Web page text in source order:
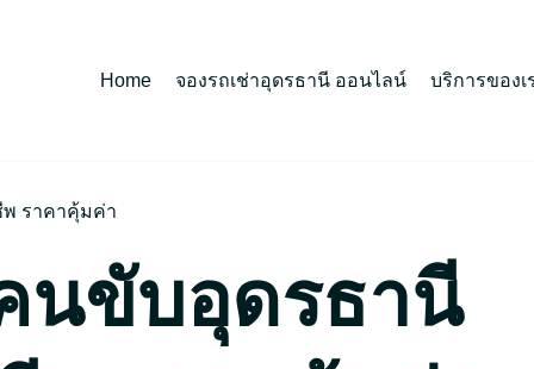
Home จองรถเช่าอุดรธานี ออนไลน์ บริการของเ
ราคาคุ้มค่า
นขับอุดรธานี